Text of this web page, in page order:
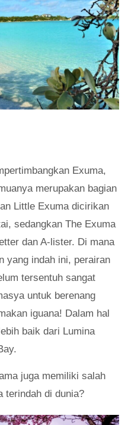
Exuma,
merupakan bagian
Little Exuma dicirikan
sedangkan The Exuma
dan A-lister. Di mana
yang indah ini, perairan
tersentuh sangat
untuk berenang
iguana! Dalam hal
baik dari Lumina
juga memiliki salah
terindah di dunia?